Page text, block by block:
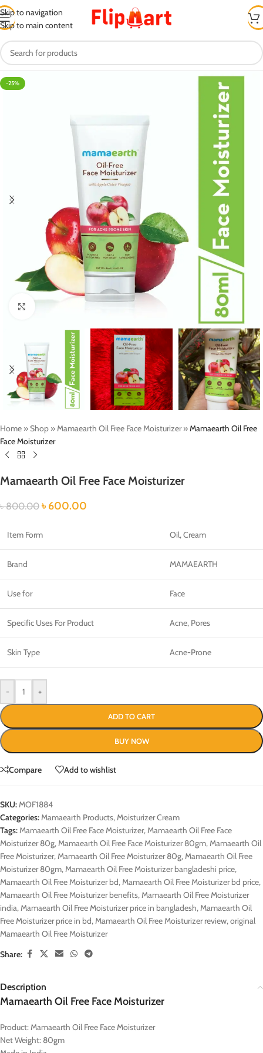
Skip to navigation
Skip to main content
-25%
Click to enlarge
Home »Shop »Mamaearth Oil Free Face Moisturizer»Mamaearth Oil Free
Face Moisturizer
Mamaearth Oil Free Face Moisturizer
৳800.00 ৳600.00
Item Form Oil, Cream
Brand MAMAEARTH
Use for Face
Specific Uses For Product Acne, Pores
Skin Type Acne-Prone
- +
ADD TO CART
BUY NOW
Compare Add to wishlist
SKU:MOF1884
Categories:Mamaearth Products,Moisturizer Cream
Tags:Mamaearth Oil Free Face Moisturizer,Mamaearth Oil Free Face
Moisturizer 80g,Mamaearth Oil Free Face Moisturizer 80gm,Mamaearth Oil
Free Moisturizer,Mamaearth Oil Free Moisturizer 80g,Mamaearth Oil Free
Moisturizer 80gm,Mamaearth Oil Free Moisturizer bangladeshi price,
Mamaearth Oil Free Moisturizer bd,Mamaearth Oil Free Moisturizer bd price,
Mamaearth Oil Free Moisturizer benefits,Mamaearth Oil Free Moisturizer
india,Mamaearth Oil Free Moisturizer price in bangladesh,Mamaearth Oil
Free Moisturizer price in bd,Mamaearth Oil Free Moisturizer review,original
Mamaearth Oil Free Moisturizer
Share:
Description
Mamaearth Oil Free Face Moisturizer
Product: Mamaearth Oil Free Face Moisturizer
Net Weight: 80gm